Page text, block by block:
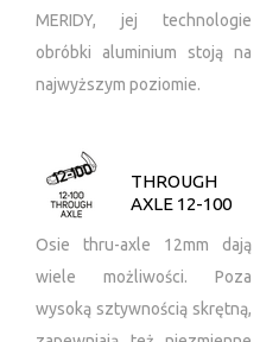
MERIDY, jej technologie
obróbki aluminium stoją na
najwyższym poziomie.
THROUGH
AXLE 12-100
Osie thru-axle 12mm dają
wiele możliwości. Poza
wysoką sztywnością skrętną,